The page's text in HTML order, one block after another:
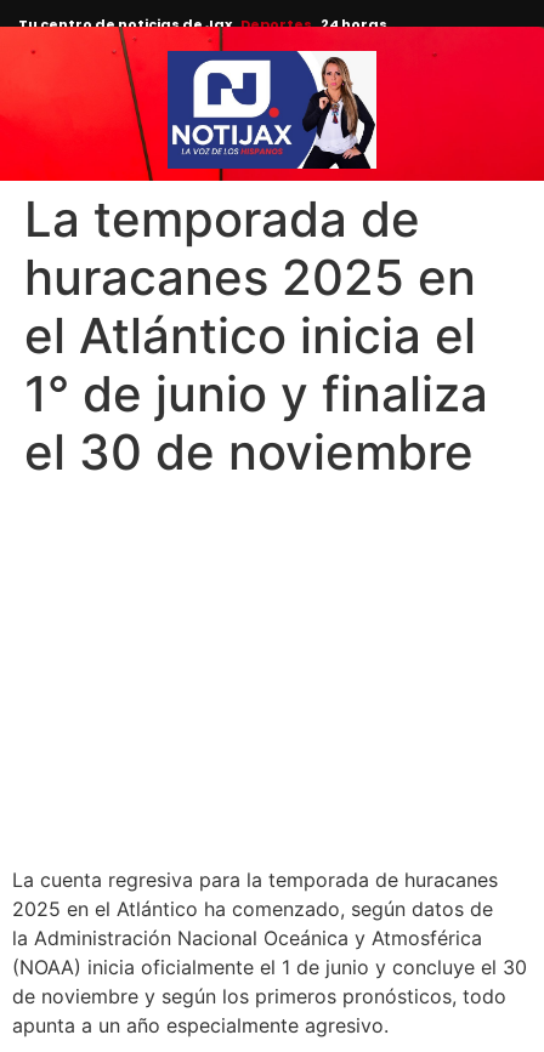
Tu centro de noticias de Jax Deportes 24 horas.
La temporada de
huracanes 2025 en
el Atlántico inicia el
1° de junio y finaliza
el 30 de noviembre
La cuenta regresiva para la temporada de huracanes
2025 en el Atlántico ha comenzado, según datos de
la Administración Nacional Oceánica y Atmosférica
(NOAA) inicia oficialmente el 1 de junio y concluye el 30
de noviembre y según los primeros pronósticos, todo
apunta a un año especialmente agresivo.